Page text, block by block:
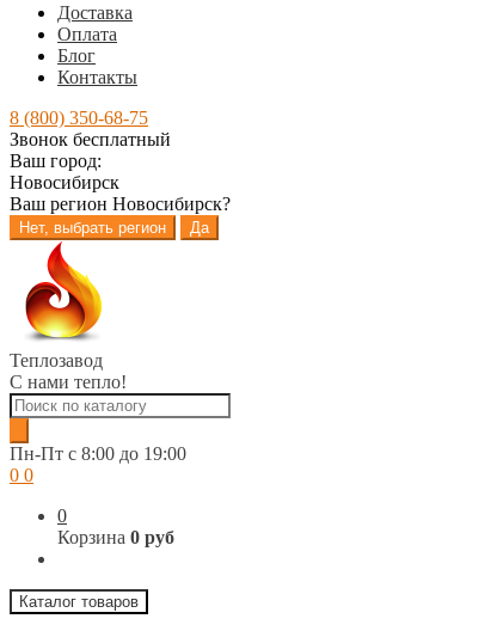
Доставка
Оплата
Блог
Контакты
8 (800) 350-68-75
Звонок бесплатный
Ваш город:
Новосибирск
Ваш регион Новосибирск?
Нет, выбрать регион Да
Перейти
навигации
Перейти
содержимому
Теплозавод
С нами тепло!
Поиск
товаров
Пн-Пт c 8:00 до 19:00
0 0
0
Корзина 0 руб
Каталог товаров